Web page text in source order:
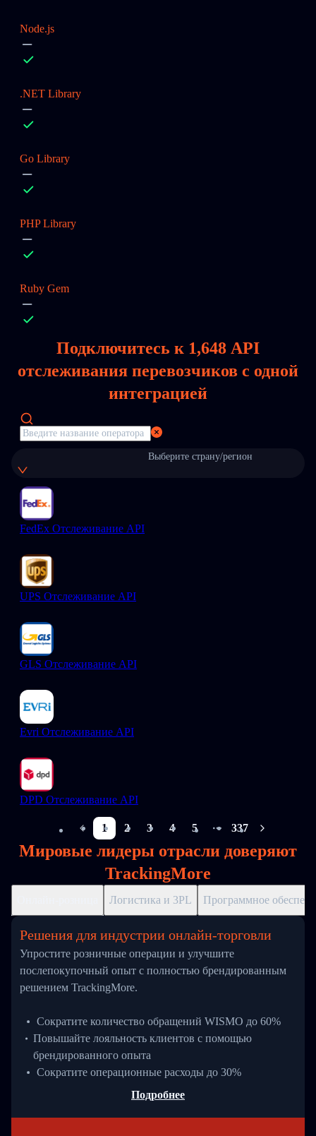
Node.js
.NET Library
Go Library
PHP Library
Ruby Gem
Подключитесь к 1,648 API
отслеживания перевозчиков с одной
интеграцией
Выберите страну/регион
FedEx Отслеживание API
UPS Отслеживание API
GLS Отслеживание API
Evri Отслеживание API
DPD Отслеживание API
1 2 3 4 5
More pages
337
Мировые лидеры отрасли доверяют
TrackingMore
Логистика и 3PL Программное
Решения для индустрии онлайн-торговли
Упростите розничные операции и улучшите
послепокупочный опыт с полностью брендированным
решением TrackingMore.
Сократите количество обращений WISMO до 60%
Повышайте лояльность клиентов с помощью
брендированного опыта
Сократите операционные расходы до 30%
Подробнее